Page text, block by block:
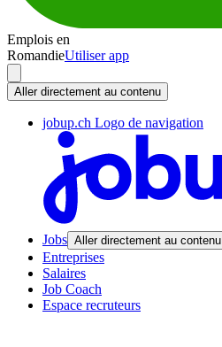
Emplois en
RomandieUtiliser app
Aller directement au contenu
jobup.ch Logo de navigation
Jobs Aller directement au contenu
Entreprises
Salaires
Job Coach
Espace recruteurs